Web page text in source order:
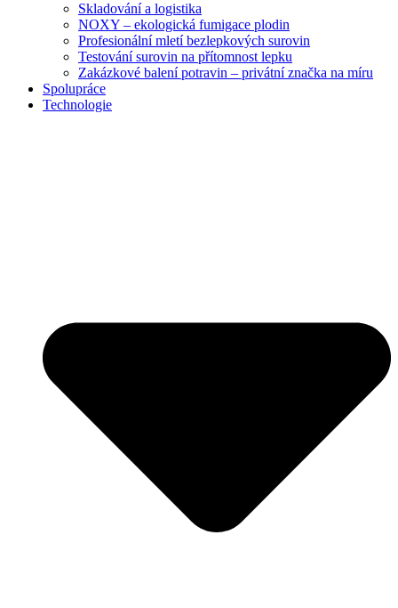
Skladování a logistika
NOXY – ekologická fumigace plodin
Profesionální mletí bezlepkových surovin
Testování surovin na přítomnost lepku
Zakázkové balení potravin – privátní značka na míru
Spolupráce
Technologie